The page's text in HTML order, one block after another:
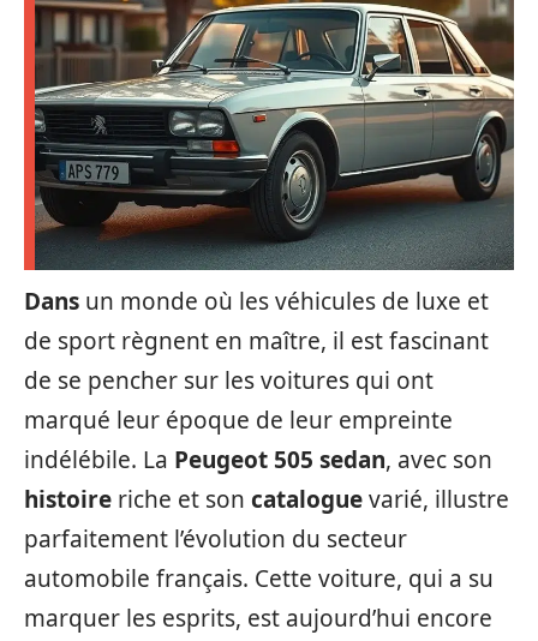
Dans un monde où les véhicules de luxe et
de sport règnent en maître, il est fascinant
de se pencher sur les voitures qui ont
marqué leur époque de leur empreinte
indélébile. La Peugeot 505 sedan, avec son
histoire riche et son cataloguevarié, illustre
parfaitement l’évolution du secteur
automobile français. Cette voiture, qui a su
marquer les esprits, est aujourd’hui encore